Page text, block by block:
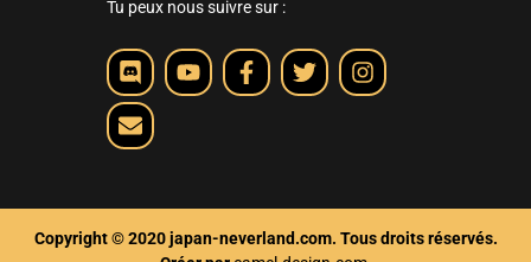
Tu peux nous suivre sur :
Copyright © 2020 japan-neverland.com. Tous droits réservés.